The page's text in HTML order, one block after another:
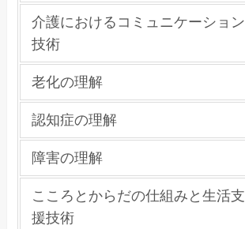
介護におけるコミュニケーション
技術
老化の理解
認知症の理解
障害の理解
こころとからだの仕組みと生活支
援技術